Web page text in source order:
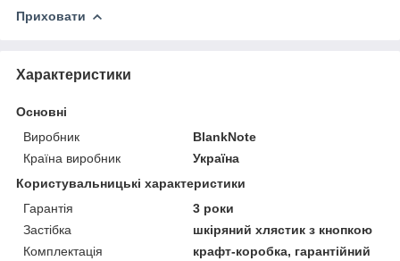
Приховати
Характеристики
Основні
Виробник
BlankNote
Країна виробник
Україна
Користувальницькі характеристики
Гарантія
3 роки
Застібка
шкіряний хлястик з кнопкою
Комплектація
крафт-коробка, гарантійний